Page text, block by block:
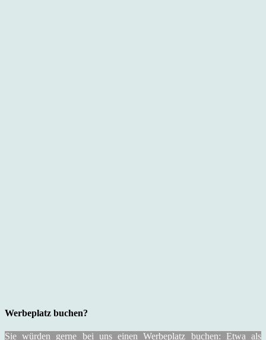
Werbeplatz buchen?
Sie würden gerne bei uns einen Werbeplatz buchen: Etwa als